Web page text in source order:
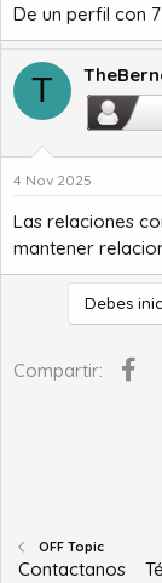
De un perfil con
T
4 Nov 2025
Las relaciones
mantener
Debes
Compartir:
OFF Topic
Contactanos